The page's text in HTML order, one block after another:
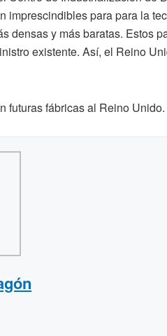
imprescindibles para para la
densas y más baratas. Estos
existente. Así, el Reino
futuras fábricas al Reino Unido.